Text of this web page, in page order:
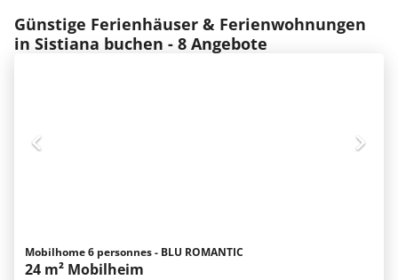
Günstige Ferienhäuser & Ferienwohnungen
in Sistiana buchen - 8 Angebote
Mobilhome 6 personnes - BLU ROMANTIC
24 m² Mobilheim